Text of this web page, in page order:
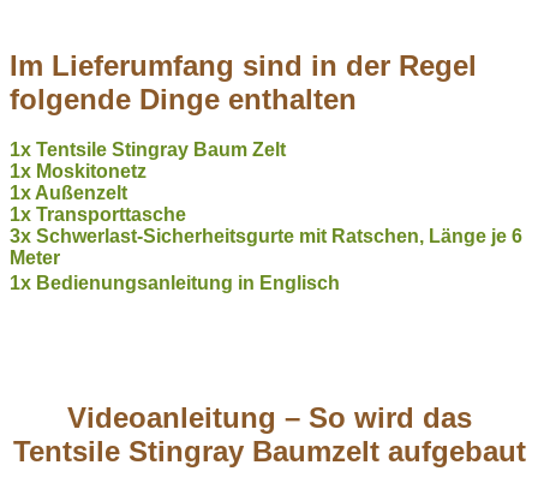
Im Lieferumfang sind in der Regel
folgende Dinge enthalten
1x Tentsile Stingray Baum Zelt
1x Moskitonetz
1x Außenzelt
1x Transporttasche
3x Schwerlast-Sicherheitsgurte mit Ratschen, Länge je 6
Meter
1x Bedienungsanleitung in Englisch
Videoanleitung – So wird das
Tentsile Stingray Baumzelt aufgebaut